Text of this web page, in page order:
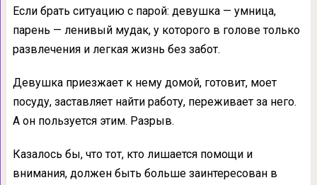
Если брать ситуацию с парой: девушка — умница,
парень — ленивый мудак, у которого в голове только
развлечения и легкая жизнь без забот.
Девушка приезжает к нему домой, готовит, моет
посуду, заставляет найти работу, переживает за него.
А он пользуется этим. Разрыв.
Казалось бы, что тот, кто лишается помощи и
внимания, должен быть больше заинтересован в